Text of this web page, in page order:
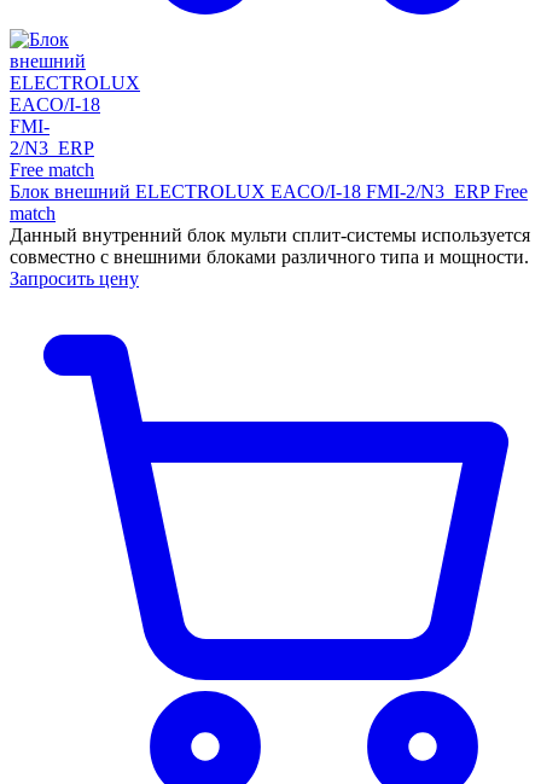
Блок внешний ELECTROLUX EACO/I-18 FMI-2/N3_ERP Free
match
Данный внутренний блок мульти сплит-системы используется
совместно с внешними блоками различного типа и мощности.
Запросить цену